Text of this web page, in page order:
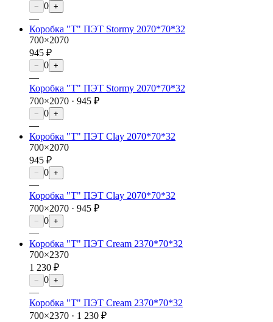
− 0 +
—
Коробка "Т" ПЭТ Stormy 2070*70*32
700×2070
945 ₽
− 0 +
—
Коробка "Т" ПЭТ Stormy 2070*70*32
700×2070 · 945 ₽
− 0 +
—
Коробка "Т" ПЭТ Clay 2070*70*32
700×2070
945 ₽
− 0 +
—
Коробка "Т" ПЭТ Clay 2070*70*32
700×2070 · 945 ₽
− 0 +
—
Коробка "Т" ПЭТ Cream 2370*70*32
700×2370
1 230 ₽
− 0 +
—
Коробка "Т" ПЭТ Cream 2370*70*32
700×2370 · 1 230 ₽